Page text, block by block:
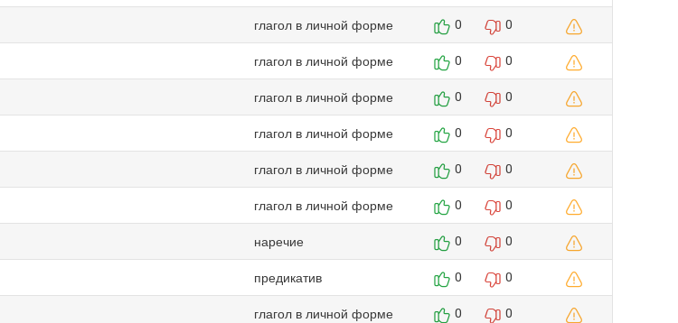
глагол в личной форме 0 0
глагол в личной форме 0 0
глагол в личной форме 0 0
глагол в личной форме 0 0
глагол в личной форме 0 0
глагол в личной форме 0 0
наречие 0 0
предикатив 0 0
глагол в личной форме 0 0